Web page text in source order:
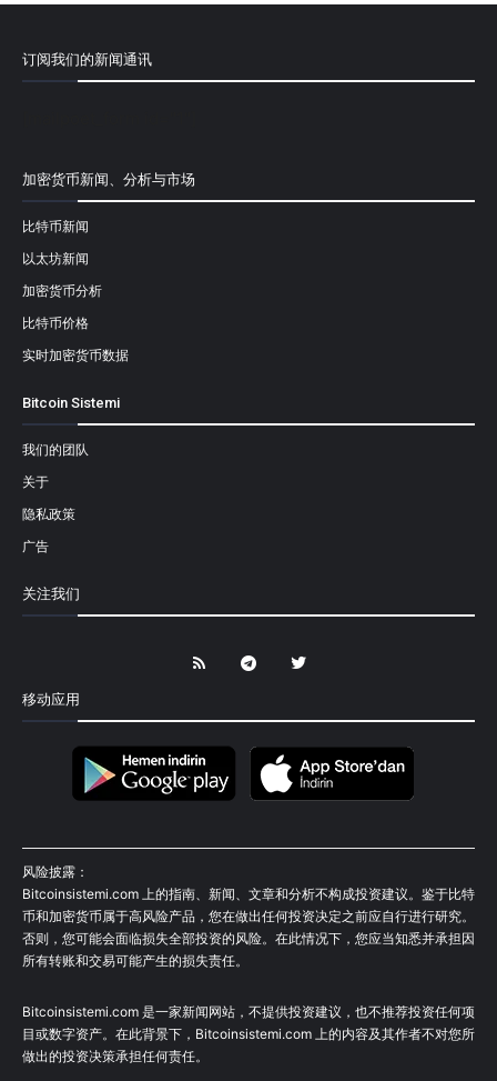
订阅我们的新闻通讯
加密货币新闻、分析与市场
比特币新闻
以太坊新闻
加密货币分析
比特币价格
实时加密货币数据
Bitcoin Sistemi
我们的团队
关于
隐私政策
广告
关注我们
移动应用
风险披露：
Bitcoinsistemi.com 上的指南、新闻、文章和分析不构成投资建议。鉴于比特
币和加密货币属于高风险产品，您在做出任何投资决定之前应自行进行研究。
否则，您可能会面临损失全部投资的风险。在此情况下，您应当知悉并承担因
所有转账和交易可能产生的损失责任。
Bitcoinsistemi.com 是一家新闻网站，不提供投资建议，也不推荐投资任何项
目或数字资产。在此背景下，Bitcoinsistemi.com 上的内容及其作者不对您所
做出的投资决策承担任何责任。